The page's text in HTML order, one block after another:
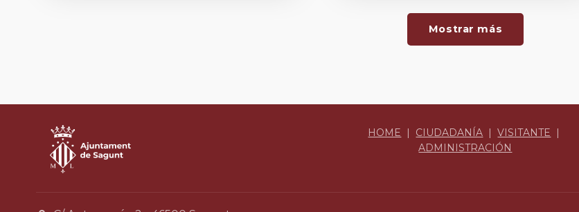
Mostrar más
HOME | CIUDADANÍA |VISITANTE |
ADMINISTRACIÓN